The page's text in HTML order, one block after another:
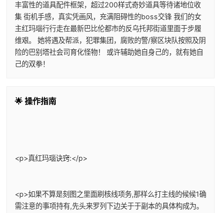
丰富性的道具配件框架，超过200样式奇妙道具等待诸地位收
集 街机手感，真实凭画风，充满阻碍性的boss交锋 我们的女
主红玛瑙行行走在最新巴比伦都市的反乌托邦街道里面于步履
维艰。 她将遇及帮派，犯罪集团，腐败的警/察区块队按照及阴
险的巴别塔社会司育化怪物！ 或许辅助她自身己的，就有她自
己的双拳！
🌟 操作指南
<p>真红玛瑙诀窍:</p>
<p>如果不算是刻图之里面刷核线项务,那样么打主线的候候1确
需注意的事项持有,先头来罗列下边关于于副本的具体构成为。